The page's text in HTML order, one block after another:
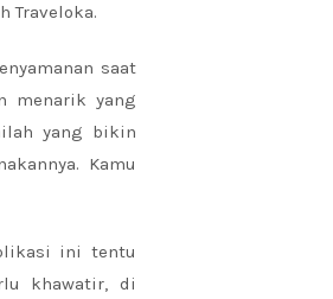
Traveloka.
saat
menarik yang
yang bikin
Kamu
ini tentu
khawatir, di